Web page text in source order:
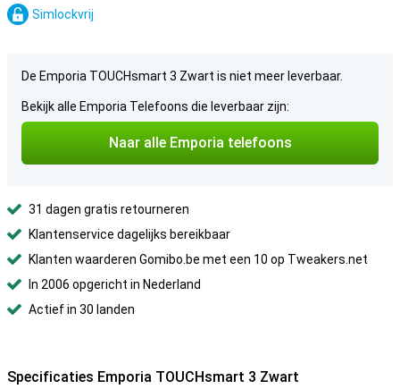
Simlockvrij
De Emporia TOUCHsmart 3 Zwart is niet meer leverbaar.
Bekijk alle Emporia Telefoons die leverbaar zijn:
Naar alle Emporia telefoons
31 dagen gratis retourneren
Klantenservice dagelijks bereikbaar
Klanten waarderen Gomibo.be met een 10 op Tweakers.net
In 2006 opgericht in Nederland
Actief in 30 landen
Specificaties Emporia TOUCHsmart 3 Zwart